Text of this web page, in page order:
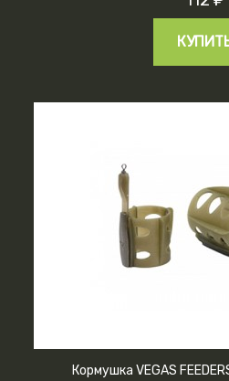
Кормушка VEGAS